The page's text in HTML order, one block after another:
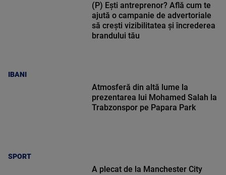
IBANI
(P) Ești antreprenor? Află cum te
ajută o campanie de advertoriale
să crești vizibilitatea și încrederea
brandului tău
SPORT
Atmosferă din altă lume la
prezentarea lui Mohamed Salah la
Trabzonspor pe Papara Park
A plecat de la Manchester City